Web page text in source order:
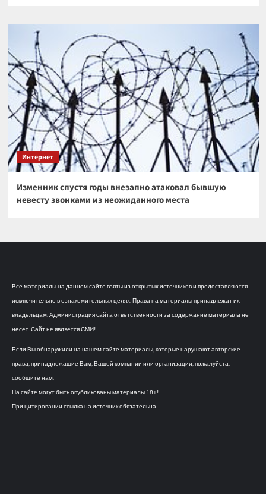
Интернет
Изменник спустя годы внезапно атаковал бывшую
невесту звонками из неожиданного места
Все материалы на данном сайте взяты из открытых источников и предоставляются
исключительно в ознакомительных целях. Права на материалы принадлежат их
владельцам. Администрация сайта ответственности за содержание материала не
несет. Сайт не является СМИ!
Если Вы обнаружили на нашем сайте материалы, которые нарушают авторские
права, принадлежащие Вам, Вашей компании или организации, пожалуйста,
сообщите нам.
На сайте могут быть опубликованы материалы 18+!
При цитировании ссылка на источник обязательна.